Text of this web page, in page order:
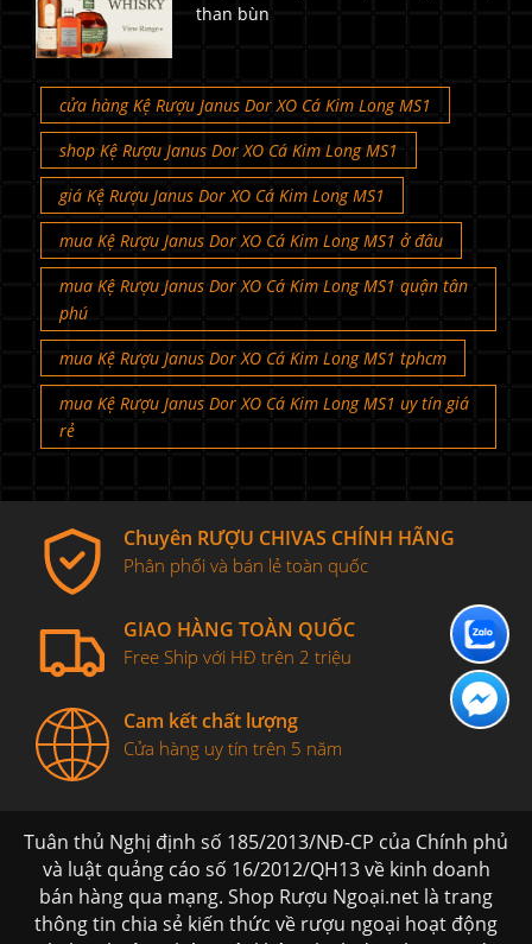
than bùn
cửa hàng Kệ Rượu Janus Dor XO Cá Kim Long MS1
shop Kệ Rượu Janus Dor XO Cá Kim Long MS1
giá Kệ Rượu Janus Dor XO Cá Kim Long MS1
mua Kệ Rượu Janus Dor XO Cá Kim Long MS1 ở đâu
mua Kệ Rượu Janus Dor XO Cá Kim Long MS1 quận tân
phú
mua Kệ Rượu Janus Dor XO Cá Kim Long MS1 tphcm
mua Kệ Rượu Janus Dor XO Cá Kim Long MS1 uy tín giá
rẻ
Chuyên RƯỢU CHIVAS CHÍNH HÃNG
Phân phối và bán lẻ toàn quốc
GIAO HÀNG TOÀN QUỐC
Free Ship với HĐ trên 2 triệu
Cam kết chất lượng
Cửa hàng uy tín trên 5 năm
Tuân thủ Nghị định số 185/2013/NĐ-CP của Chính phủ
và luật quảng cáo số 16/2012/QH13 về kinh doanh
bán hàng qua mạng. Shop Rượu Ngoại.net là trang
thông tin chia sẻ kiến thức về rượu ngoại hoạt động